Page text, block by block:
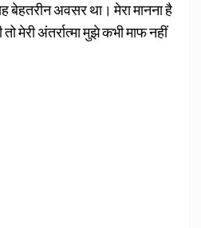
बेहतरीन अवसर था। मेरा मानना है
मेरी अंतर्रात्मा मुझे कभी माफ नहीं